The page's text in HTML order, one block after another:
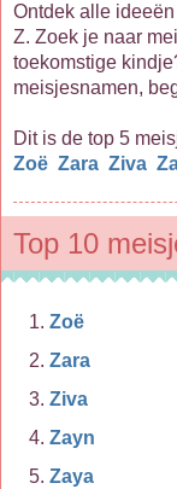
Ontdek alle
Z. Zoek je naar
toekomstige
meisjesnamen,
Dit is de top 5
Zoë Zara Ziva
Top 10
Zoë
Zara
Ziva
Zayn
Zaya